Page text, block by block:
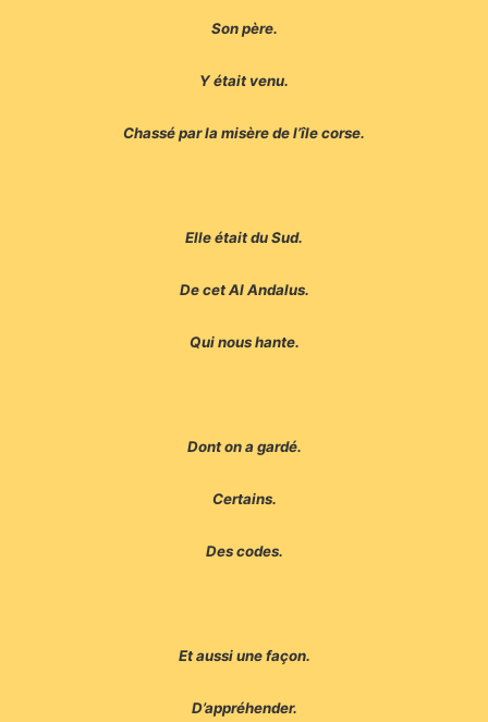
Son père.
Y était venu.
Chassé par la misère de l’île corse.
Elle était du Sud.
De cet Al Andalus.
Qui nous hante.
Dont on a gardé.
Certains.
Des codes.
Et aussi une façon.
D’appréhender.